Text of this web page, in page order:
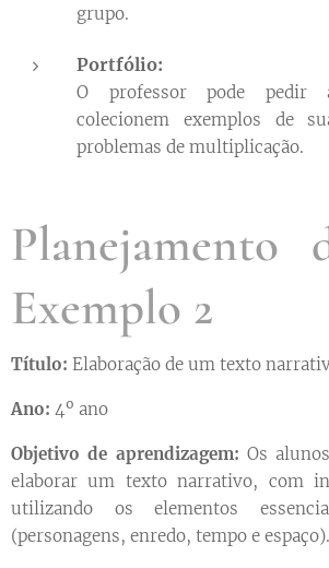
grupo.
Portfólio:
O professor pode pedir
colecionem exemplos de
problemas de multiplicação.
Planejamento
Exemplo 2
Título: Elaboração de um texto
Ano: 4º ano
Objetivo de aprendizagem: Os
elaborar um texto narrativo, com
utilizando os elementos
(personagens, enredo, tempo e espaço).